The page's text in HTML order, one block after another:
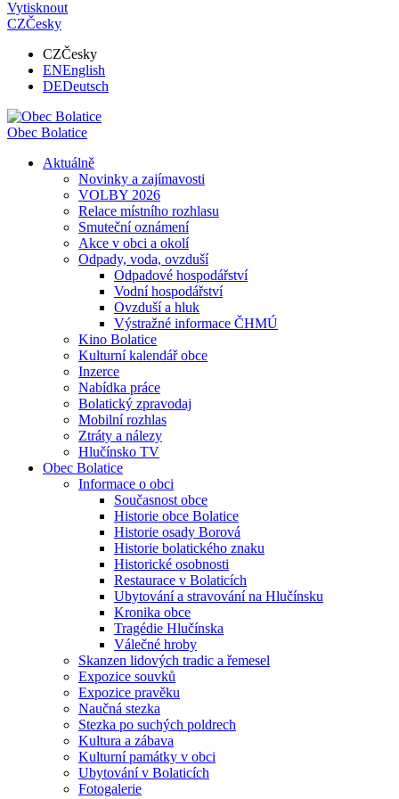
Vytisknout
CZČesky
CZČesky
ENEnglish
DEDeutsch
Obec Bolatice
Aktuálně
Novinky a zajímavosti
VOLBY 2026
Relace místního rozhlasu
Smuteční oznámení
Akce v obci a okolí
Odpady, voda, ovzduší
Odpadové hospodářství
Vodní hospodářství
Ovzduší a hluk
Výstražné informace ČHMÚ
Kino Bolatice
Kulturní kalendář obce
Inzerce
Nabídka práce
Bolatický zpravodaj
Mobilní rozhlas
Ztráty a nálezy
Hlučínsko TV
Obec Bolatice
Informace o obci
Současnost obce
Historie obce Bolatice
Historie osady Borová
Historie bolatického znaku
Historické osobnosti
Restaurace v Bolaticích
Ubytování a stravování na Hlučínsku
Kronika obce
Tragédie Hlučínska
Válečné hroby
Skanzen lidových tradic a řemesel
Expozice souvků
Expozice pravěku
Naučná stezka
Stezka po suchých poldrech
Kultura a zábava
Kulturní památky v obci
Ubytování v Bolaticích
Fotogalerie